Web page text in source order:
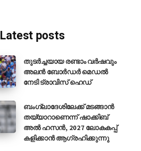
Latest posts
തുടർച്ചയായ രണ്ടാം വർഷവും
അലൻ ബോർഡർ മെഡൽ
നേടി ട്രാവിസ് ഹെഡ്
ബംഗ്ലാദേശിലേക്ക് മടങ്ങാൻ
തയ്യാറാണെന്ന് ഷാക്കിബ്
അൽ ഹസൻ, 2027 ലോകകപ്പ്
കളിക്കാൻ ആഗ്രഹിക്കുന്നു